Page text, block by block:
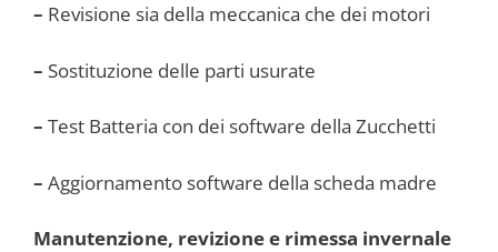
– Revisione sia della meccanica che dei motori
– Sostituzione delle parti usurate
– Test Batteria con dei software della Zucchetti
– Aggiornamento software della scheda madre
Manutenzione, revizione e rimessa invernale